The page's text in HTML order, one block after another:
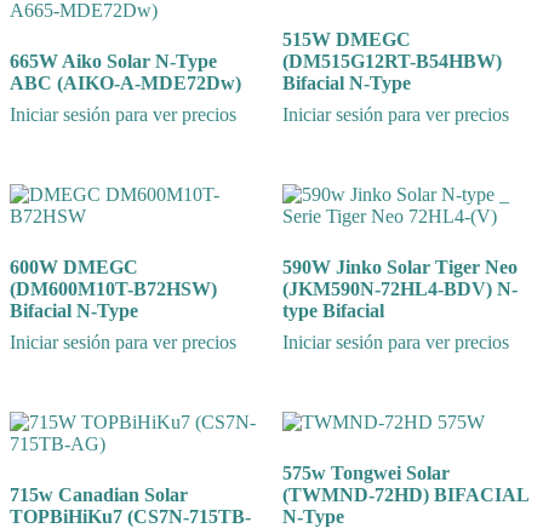
665W Aiko Solar N-Type
ABC (AIKO-A-MDE72Dw)
Iniciar sesión para ver precios
515W DMEGC
(DM515G12RT-B54HBW)
Bifacial N-Type
Iniciar sesión para ver precios
600W DMEGC
(DM600M10T-B72HSW)
Bifacial N-Type
Iniciar sesión para ver precios
590W Jinko Solar Tiger Neo
(JKM590N-72HL4-BDV) N-
type Bifacial
Iniciar sesión para ver precios
715w Canadian Solar
TOPBiHiKu7 (CS7N-715TB-
575w Tongwei Solar
(TWMND-72HD) BIFACIAL
N-Type